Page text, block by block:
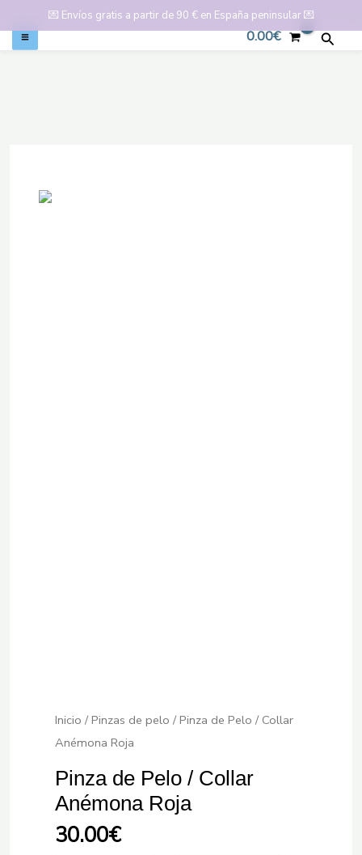
💌 Envíos gratis a partir de 90 € en España peninsular💌
0.00€
Inicio / Pinzas de pelo / Pinza de Pelo / Collar
Anémona Roja
Pinza de Pelo / Collar
Anémona Roja
30.00€